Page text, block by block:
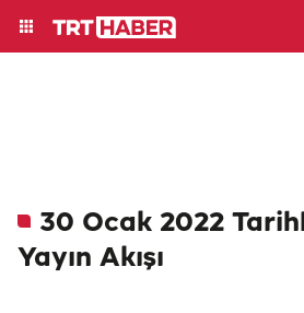
30 Ocak 2022
Yayın Akışı